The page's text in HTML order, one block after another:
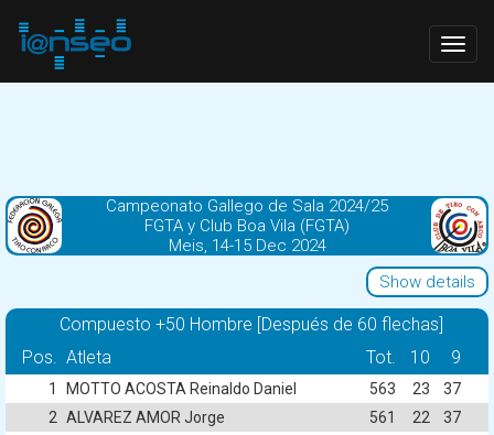
Campeonato Gallego de Sala 2024/25
FGTA y Club Boa Vila (FGTA)
Meis, 14-15 Dec 2024
Show details
Compuesto +50 Hombre [Después de 60 flechas]
Pos. Atleta Tot. 10 9
1 MOTTO ACOSTA Reinaldo Daniel 563 23
37
2 ALVAREZ AMOR Jorge 561 22
37